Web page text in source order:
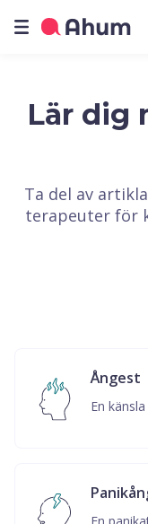
Lär dig
Ta del av
terapeuter för
Ångest
En